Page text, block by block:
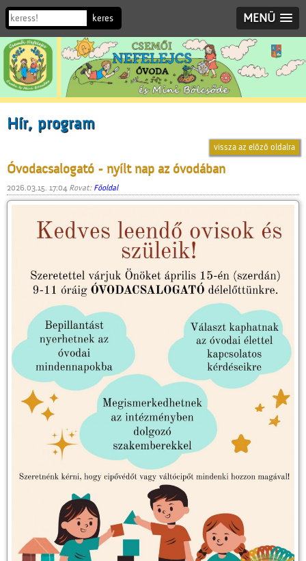
MENÜ
Hír, program
vissza az előző oldalra
Óvodacsalogató - nyílt nap az óvodában
2026.03.15. 17:04 Rovat: Főoldal